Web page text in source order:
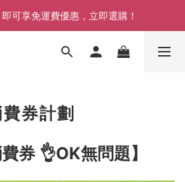
可享免運費優惠，立即選購！
可享免運費優惠，立即選購！
可享免運費優惠，立即選購！
券計劃
券 👌OK無問題】